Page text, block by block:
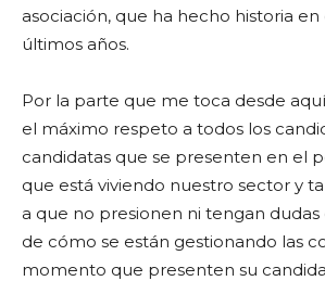
asociación, que ha hecho historia en
últimos años.
Por la parte que me toca desde
el máximo respeto a todos los
candidatas que se presenten en el
que está viviendo nuestro sector y
a que no presionen ni tengan dudas
de cómo se están gestionando las
momento que presenten su